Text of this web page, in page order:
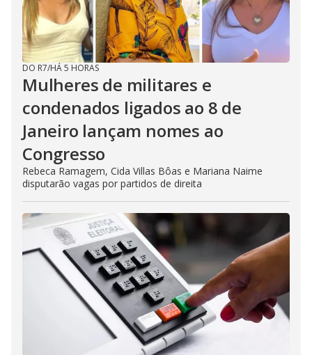
DO R7/HÁ 5 HORAS
Mulheres de militares e
condenados ligados ao 8 de
Janeiro lançam nomes ao
Congresso
Rebeca Ramagem, Cida Villas Bôas e Mariana Naime
disputarão vagas por partidos de direita